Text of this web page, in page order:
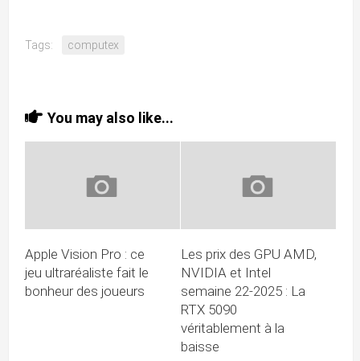
Tags: computex
You may also like...
Apple Vision Pro : ce
jeu ultraréaliste fait le
bonheur des joueurs
Les prix des GPU AMD,
NVIDIA et Intel
semaine 22-2025 : La
RTX 5090
véritablement à la
baisse